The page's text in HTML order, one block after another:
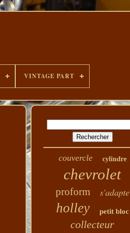
VINTAGE PART
couvercle cylindre
chevrolet
proform s'adapte
holley petit bloc
collecteur